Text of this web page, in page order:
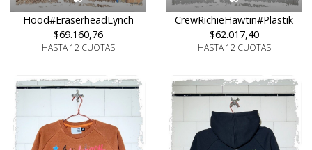
Hood#EraserheadLynch
$69.160,76
HASTA 12 CUOTAS
CrewRichieHawtin#Plastik
$62.017,40
HASTA 12 CUOTAS